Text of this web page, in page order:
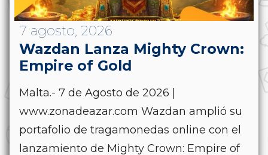
7 agosto, 2026
Wazdan Lanza Mighty Crown:
Empire of Gold
Malta.- 7 de Agosto de 2026 |
www.zonadeazar.com Wazdan amplió su
portafolio de tragamonedas online con el
lanzamiento de Mighty Crown: Empire of